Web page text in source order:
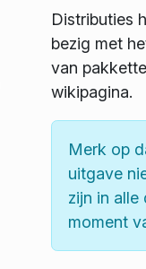
Distributies
bezig met
van
wikipagina.
Merk op
uitgave
zijn in alle
moment